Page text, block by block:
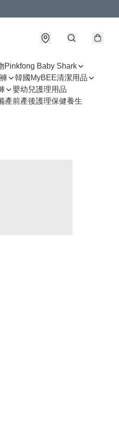
Pinkfong Baby Shark
韓國MyBEE清潔用品
嬰幼兒護理用品
產前產後護理保健養生